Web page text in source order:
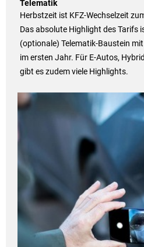
Telematik
Herbstzeit ist KFZ-Wechselzeit
Das absolute Highlight des Tarifs
(optionale) Telematik-Baustein
im ersten Jahr. Für E-Autos,
gibt es zudem viele Highlights.